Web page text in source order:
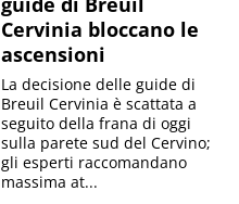
Cervinia bloccano le
ascensioni
La decisione delle guide di
Breuil Cervinia è scattata a
seguito della frana di oggi
sulla parete sud del Cervino;
gli esperti raccomandano
massima at...